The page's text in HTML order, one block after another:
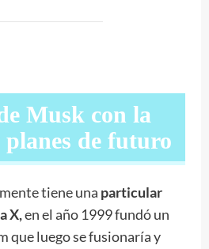
Musk con la
de futuro
tiene una particular
X,en el año 1999 fundó un
que luego se fusionaría y